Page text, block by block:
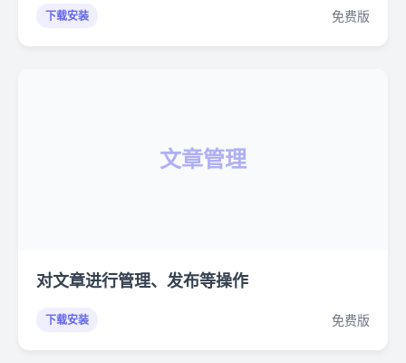
下载安装 免费版
文章管理
对文章进行管理、发布等操作
下载安装 免费版